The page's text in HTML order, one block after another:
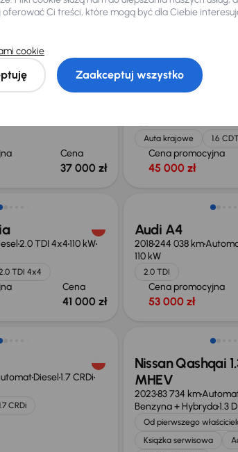
Cena
Cena
37 000 zł
Opel Insignia
Auta krajowe 1.6
Cena promocyjna
45 000 zł
2.0 TDI 4x4110 kW
TDI 4x4
Cena
41 000 zł
Możliwość
Audi A4
2018244 038 km
110 kW
2.0 TDI
Cena promocyjna
53 000 zł
Diesel1.7 CRDi
CRDi
Możliwość
Nissan Qashqai
MHEV
202383 734 km
Benzyna + Hybryda1.3
Od pierwszego
Książka serwisowa
Ci treści, które mogą być dla Ciebie
cookie
Zaakceptuj wszystko